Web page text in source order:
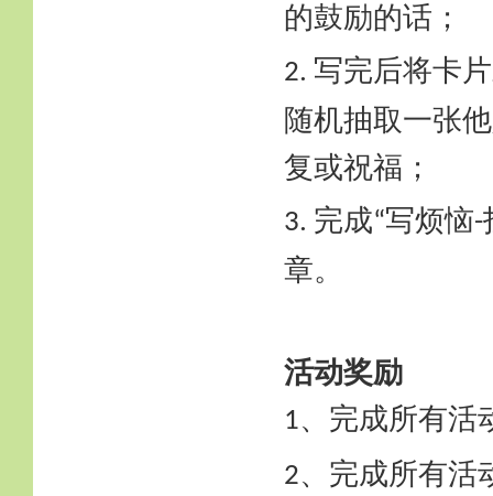
的鼓励的话；
2. 写完后将卡
随机抽取一张
复或祝福；
3. 完成“写烦恼-
章。
活动奖励
1、完成所有活
2、完成所有活